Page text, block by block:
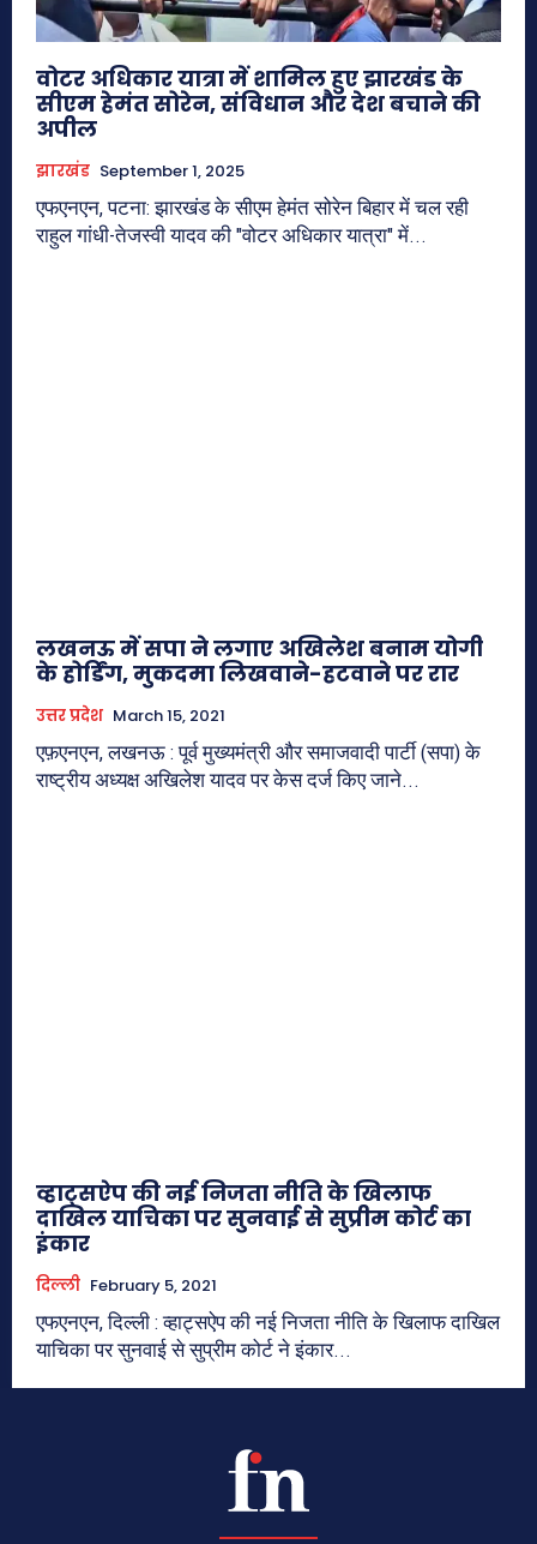
वोटर अधिकार यात्रा में शामिल हुए झारखंड के
सीएम हेमंत सोरेन, संविधान और देश बचाने की
अपील
झारखंड September 1, 2025
एफएनएन, पटना: झारखंड के सीएम हेमंत सोरेन बिहार में चल रही
राहुल गांधी-तेजस्वी यादव की "वोटर अधिकार यात्रा" में...
लखनऊ में सपा ने लगाए अखिलेश बनाम योगी
के होर्डिंग, मुकदमा लिखवाने-हटवाने पर रार
उत्तर प्रदेश March 15, 2021
एफ़एनएन, लखनऊ : पूर्व मुख्यमंत्री और समाजवादी पार्टी (सपा) के
राष्ट्रीय अध्यक्ष अखिलेश यादव पर केस दर्ज किए जाने...
व्हाट्सऐप की नई निजता नीति के खिलाफ
दाखिल याचिका पर सुनवाई से सुप्रीम कोर्ट का
इंकार
दिल्ली February 5, 2021
एफएनएन, दिल्ली : व्हाट्सऐप की नई निजता नीति के खिलाफ दाखिल
याचिका पर सुनवाई से सुप्रीम कोर्ट ने इंकार...